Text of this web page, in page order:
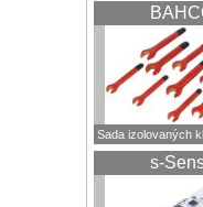
Sada izolovaných
s-